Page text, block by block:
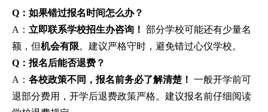
Q：如果错过报名时间怎么办？
A： 立即联系学校招生办咨询！ 部分学校可能还有少量名
额，但机会有限。建议严格守时，避免错过心仪学校。
Q：报名后能否退费？
A： 各校政策不同，报名前务必了解清楚！ 一般开学前可
退部分费用，开学后退费政策严格。建议报名前仔细阅读